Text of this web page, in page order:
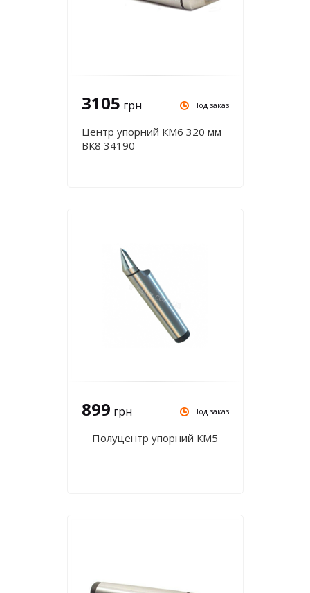
3105 грн Под заказ
Центр упорний КМ6 320 мм
ВК8 34190
899 грн Под заказ
Полуцентр упорний КМ5